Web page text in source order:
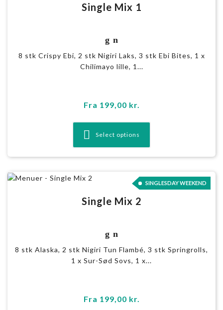
Single Mix 1
g n
8 stk Crispy Ebi, 2 stk Nigiri Laks, 3 stk Ebi Bites, 1 x
Chilimayo lille, 1...
Fra 199,00 kr.
Select options
SINGLESDAY WEEKEND
Single Mix 2
g n
8 stk Alaska, 2 stk Nigiri Tun Flambé, 3 stk Springrolls,
1 x Sur-Sød Sovs, 1 x...
Fra 199,00 kr.